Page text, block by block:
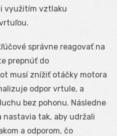
využitím vztlaku
správne reagovať na
prepnúť do
musí znížiť otáčky motora
odpor vrtule, a
bez pohonu. Následne
tak, aby udržali
a odporom, čo